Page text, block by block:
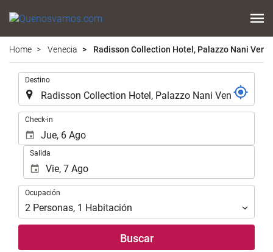
Home Venecia Radisson Collection Hotel, Palazzo Nani
Destino
Check-in
Salida
Ocupación
Ocupación
2 Personas, 1 Habitación
Buscar